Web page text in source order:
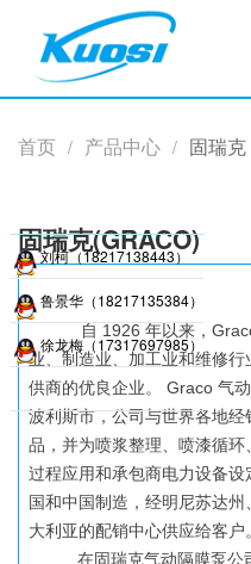
首页 / 产品中心 / 固瑞克
固瑞克(GRACO)
自 1926 年以来，
业、制造业、加工业和维修
供商的优良企业。 Graco 气
波利斯市，公司与世界各地
品，并为喷浆整理、喷漆循环
过程应用和承包商电力设备
国和中国制造，经明尼苏达
大利亚的配销中心供应给客户。
在固瑞克气动隔膜泵公
刘柯（18217138443）
鲁景华（18217135384）
徐龙梅（17317697985）